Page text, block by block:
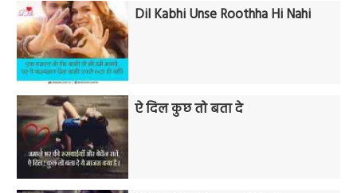
Dil Kabhi Unse Roothha Hi Nahi
ऐ दिल कुछ तो बता दे